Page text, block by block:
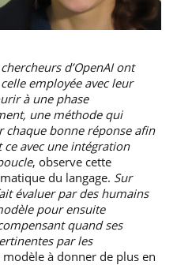
d’OpenAI ont
employée avec leur
à une phase
une méthode qui
chaque bonne réponse afin
ce avec une intégration
, observe cette
du langage. Sur
évaluer par des humains
pour ensuite
quand ses
par les
à donner de plus en